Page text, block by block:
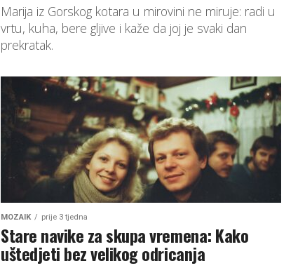
Marija iz Gorskog kotara u mirovini ne miruje: radi u
vrtu, kuha, bere gljive i kaže da joj je svaki dan
prekratak.
MOZAIK prije 3 tjedna
Stare navike za skupa vremena: Kako
uštedjeti bez velikog odricanja